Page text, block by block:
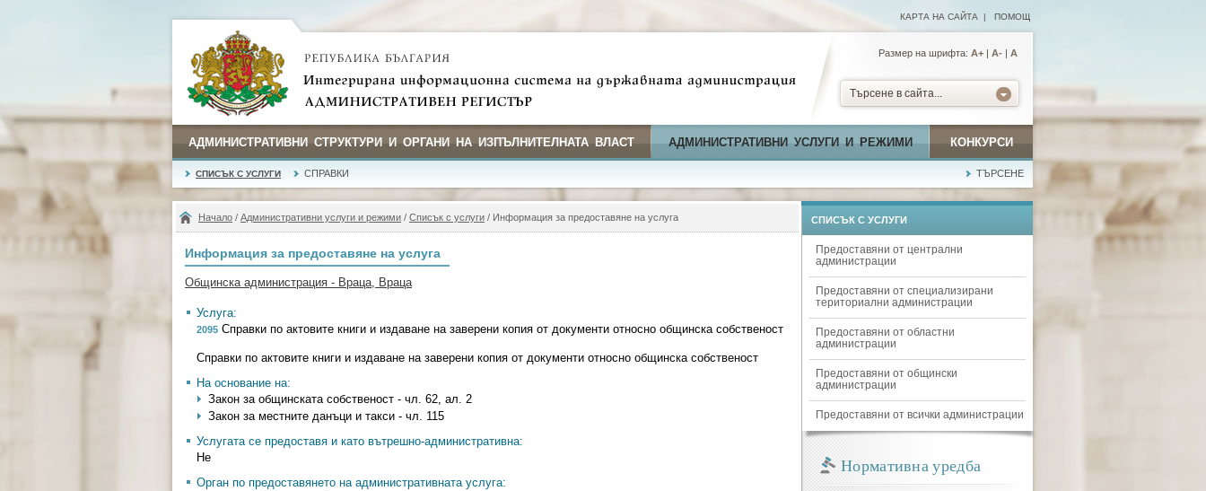
КАРТА НА САЙТА | ПОМОЩ
Размер на шрифта: А+ | A- | A
Търсене в сайта...
АДМИНИСТРАТИВНИ СТРУКТУРИ И ОРГАНИ НА ИЗПЪЛНИТЕЛНАТА ВЛАСТ АДМИНИСТРАТИВНИ УСЛУГИ И РЕЖИМИ КОНКУРСИ
СПИСЪК С УСЛУГИ СПРАВКИ ТЪРСЕНЕ
Начало / Административни услуги и режими / Списък с услуги / Информация за предоставяне на услуга
Информация за предоставяне на услуга
Общинска администрация - Враца, Враца
Услуга:
2095 Справки по актовите книги и издаване на заверени копия от документи относно общинска собственост
Справки по актовите книги и издаване на заверени копия от документи относно общинска собственост
На основание на:
Закон за общинската собственост - чл. 62, ал. 2
Закон за местните данъци и такси - чл. 115
Услугата се предоставя и като вътрешно-административна:
Не
Орган по предоставянето на административната услуга:
СПИСЪК С УСЛУГИ
Предоставяни от централни
администрации
Предоставяни от специализирани
териториални администрации
Предоставяни от областни
администрации
Предоставяни от общински
администрации
Предоставяни от всички администрации
Нормативна уредба